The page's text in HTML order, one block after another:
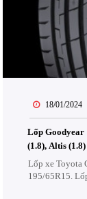
18/01/2024
Lốp Goodyear
(1.8), Altis (1.8)
Lốp xe Toyota
195/65R15.